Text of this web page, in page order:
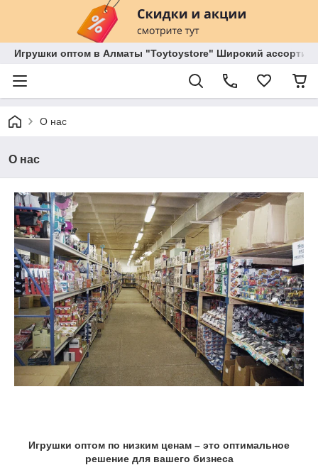
Игрушки оптом в Алматы "Toytoystore" Широкий
О нас
О нас
Игрушки оптом по низким ценам – это оптимальное
решение для вашего бизнеса